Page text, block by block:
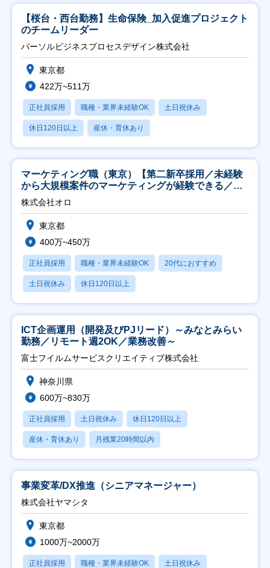
【桜台・西台勤務】生命保険_加入促進プロジェクト
のチームリーダー
パーソルビジネスプロセスデザイン株式会社
東京都
422万~511万
正社員採用 職種・業界未経験OK 土日祝休み
休日120日以上 産休・育休あり
マーケティング職（東京）【第二新卒採用／未経験
から大規模案件のマーケティングが経験できる／研
修充実】
株式会社オロ
東京都
400万~450万
正社員採用 職種・業界未経験OK 20代におすすめ
土日祝休み 休日120日以上
ICT企画運用（開発及びPJリード）～みなとみらい
勤務／リモート週2OK／業務改善～
富士フイルムサービスクリエイティブ株式会社
神奈川県
600万~830万
正社員採用 土日祝休み 休日120日以上
産休・育休あり 月残業20時間以内
事業変革/DX推進（シニアマネージャー）
株式会社ヤマシタ
東京都
1000万~2000万
正社員採用 職種・業界未経験OK 土日祝休み